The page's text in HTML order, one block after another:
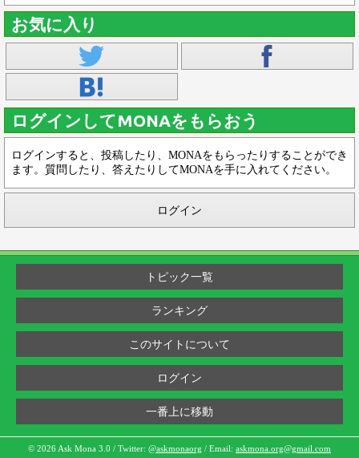
お気に入り
ログインしてMONAをもらおう
ログインすると、投稿したり、MONAをもらったりすることができ
ます。質問したり、答えたりしてMONAを手に入れてください。
ログイン
トピック一覧
ランキング
このサイトについて
ログイン
一番上に移動
© 2026 Ask Mona 3.0 / Twitter: @askmonaorg / Email: askmona.org@gmail.com